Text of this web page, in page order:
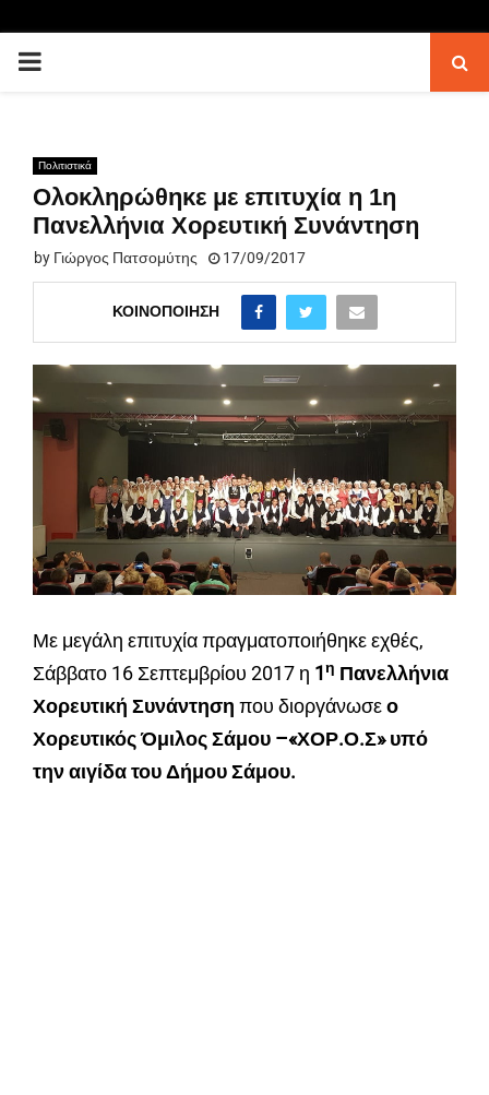
PRIMARY
Πολιτιστικά
Ολοκληρώθηκε με επιτυχία η 1η
Πανελλήνια Χορευτική Συνάντηση
by Γιώργος Πατσομύτης 17/09/2017
ΚΟΙΝΟΠΟΊΗΣΗ
Με μεγάλη επιτυχία πραγματοποιήθηκε εχθές,
Σάββατο 16 Σεπτεμβρίου 2017 η 1η Πανελλήνια
Χορευτική Συνάντηση που διοργάνωσεο
Χορευτικός Όμιλος Σάμου –«ΧΟΡ.Ο.Σ» υπό
την αιγίδα του Δήμου Σάμου.